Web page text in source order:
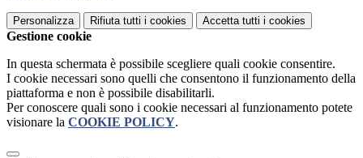
Personalizza Rifiuta tutti i cookies Accetta tutti i cookies
Gestione cookie
In questa schermata è possibile scegliere quali cookie consentire.
I cookie necessari sono quelli che consentono il funzionamento della
piattaforma e non è possibile disabilitarli.
Per conoscere quali sono i cookie necessari al funzionamento potete
visionare la COOKIE POLICY.